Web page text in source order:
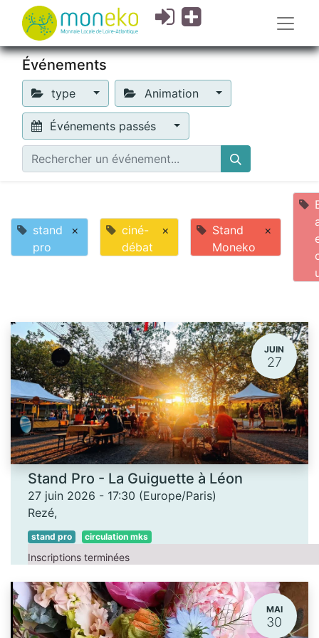
Événements
type Animation
Événements passés
stand
pro
×
ciné-
débat
×
Stand
Moneko
×
JUIN
27
Stand Pro - La Guiguette à Léon
27 juin 2026 - 17:30 (Europe/Paris)
Rezé,
stand pro circulation mks
Inscriptions terminées
MAI
30